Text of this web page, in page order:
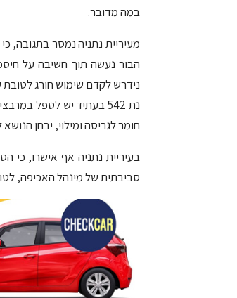
במה מדובר.
הבור נעשה תוך חשיבה על
נידרש לקדם שימוש חורג לטובת
נת 542 בעתיד יש לטפל
חומר לגריסה ומילוי, יבחן הנושא
בעיריית נתניה אף אישרו, כי
סביבתית של מינהל האכיפה,